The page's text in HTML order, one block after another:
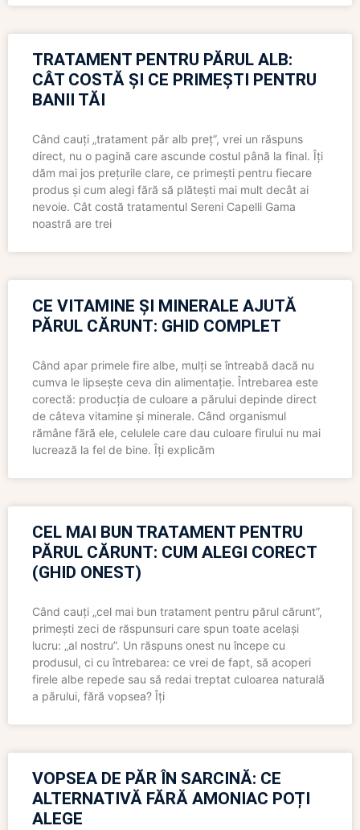
TRATAMENT PENTRU PĂRUL ALB:
CÂT COSTĂ ȘI CE PRIMEȘTI PENTRU
BANII TĂI
Când cauți „tratament păr alb preț”, vrei un răspuns
direct, nu o pagină care ascunde costul până la final. Îți
dăm mai jos prețurile clare, ce primești pentru fiecare
produs și cum alegi fără să plătești mai mult decât ai
nevoie. Cât costă tratamentul Sereni Capelli Gama
noastră are trei
CE VITAMINE ȘI MINERALE AJUTĂ
PĂRUL CĂRUNT: GHID COMPLET
Când apar primele fire albe, mulți se întreabă dacă nu
cumva le lipsește ceva din alimentație. Întrebarea este
corectă: producția de culoare a părului depinde direct
de câteva vitamine și minerale. Când organismul
rămâne fără ele, celulele care dau culoare firului nu mai
lucrează la fel de bine. Îți explicăm
CEL MAI BUN TRATAMENT PENTRU
PĂRUL CĂRUNT: CUM ALEGI CORECT
(GHID ONEST)
Când cauți „cel mai bun tratament pentru părul cărunt”,
primești zeci de răspunsuri care spun toate același
lucru: „al nostru”. Un răspuns onest nu începe cu
produsul, ci cu întrebarea: ce vrei de fapt, să acoperi
firele albe repede sau să redai treptat culoarea naturală
a părului, fără vopsea? Îți
VOPSEA DE PĂR ÎN SARCINĂ: CE
ALTERNATIVĂ FĂRĂ AMONIAC POȚI
ALEGE